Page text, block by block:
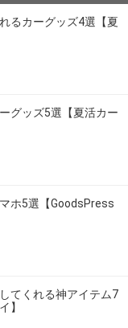
るカーグッズ4選【夏
グッズ5選【夏活カー
ホ5選【GoodsPress
てくれる神アイテム7
】